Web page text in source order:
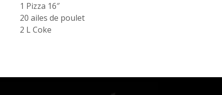
1 Pizza 16″
20 ailes de poulet
2 L Coke